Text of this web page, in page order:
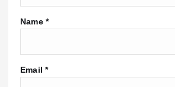
Name *
Email *